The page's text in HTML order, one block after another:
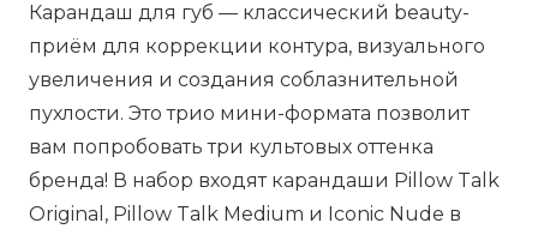
Карандаш для губ — классический beauty-
приём для коррекции контура, визуального
увеличения и создания соблазнительной
пухлости. Это трио мини-формата позволит
вам попробовать три культовых оттенка
бренда! В набор входят карандаши Pillow Talk
Original, Pillow Talk Medium и Iconic Nude в